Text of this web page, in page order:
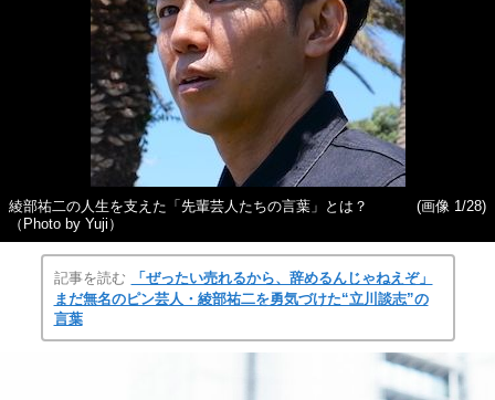
綾部祐二の人生を支えた「先輩芸人たちの言葉」とは？
（Photo by Yuji）
(画像 1/28)
記事を読む
「ぜったい売れるから、辞めるんじゃねえぞ」
まだ無名のピン芸人・綾部祐二を勇気づけた“立川談志”の
言葉